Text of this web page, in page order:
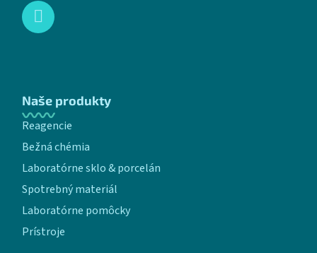
Naše produkty
Reagencie
Bežná chémia
Laboratórne sklo & porcelán
Spotrebný materiál
Laboratórne pomôcky
Prístroje